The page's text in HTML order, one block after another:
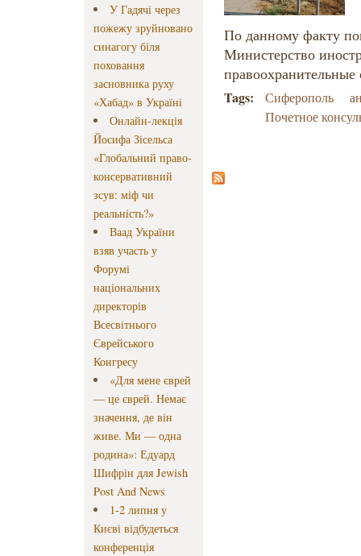
У Гадячі через
пожежу зруйновано
синагогу біля
поховання
засновника руху
«Хабад» в Україні
Онлайн-лекція
Йосифа Зісельса
«Глобальний право-
консервативний
зсув: міф чи
реальність?»
Ваад України
взяв участь у
Форумі
національних
директорів
Всесвітнього
Єврейського
Конгресу
«Для мене єврей
— це єврей. Немає
значення, де він
живе. Ми — одна
родина»: Едуард
Шифрін для Jewish
Post And News
1-2 липня у
Києві відбудеться
конференція
По данному факту
Министерство
правоохранительные
Tags: Сиферополь
Почетное